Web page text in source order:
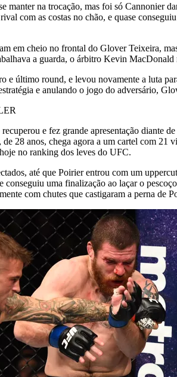
na trocação, mas foi só Cannonier
com as costas no chão, e quase
em cheio no frontal do Glover Teixeira,
a guarda, o árbitro Kevin
e último round, e levou novamente a luta
e anulando o jogo do adversário,
e fez grande apresentação diante de
28 anos, chega agora a um cartel com
no ranking dos leves do UFC.
até que Poirier entrou com um
conseguiu uma finalização ao laçar o
com chutes que castigaram a perna de